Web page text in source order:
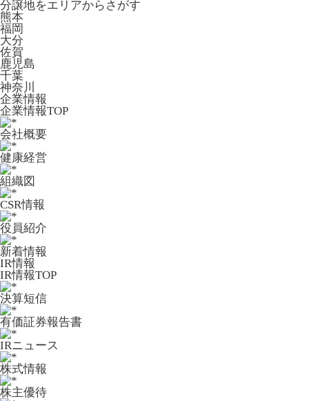
分譲地をエリアからさがす
熊本
福岡
大分
佐賀
鹿児島
千葉
神奈川
企業情報
企業情報TOP
会社概要
健康経営
組織図
CSR情報
役員紹介
新着情報
IR情報
IR情報TOP
決算短信
有価証券報告書
IRニュース
株式情報
株主優待